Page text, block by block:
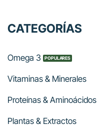
CATEGORÍAS
Omega 3
Vitaminas & Minerales
Proteínas & Aminoácidos
Plantas & Extractos